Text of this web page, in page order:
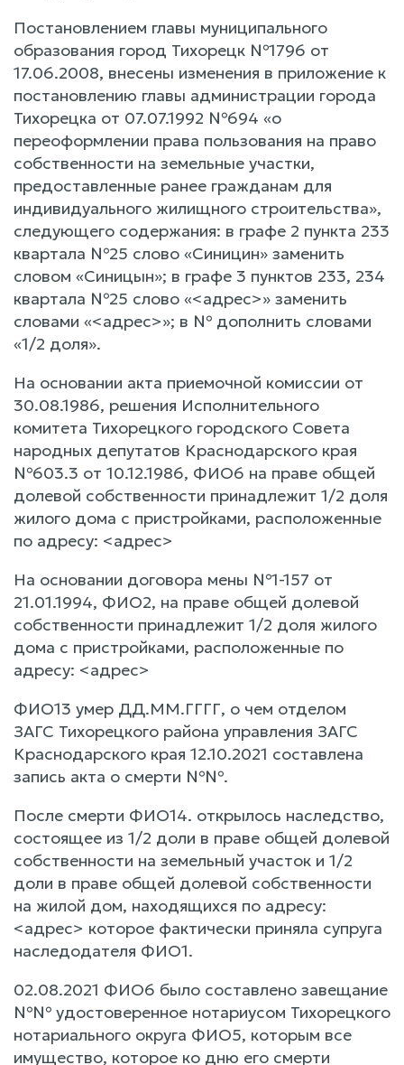
Постановлением главы муниципального
образования город Тихорецк №1796 от
17.06.2008, внесены изменения в приложение к
постановлению главы администрации города
Тихорецка от 07.07.1992 №694 «о
переоформлении права пользования на право
собственности на земельные участки,
предоставленные ранее гражданам для
индивидуального жилищного строительства»,
следующего содержания: в графе 2 пункта 233
квартала №25 слово «Синицин» заменить
словом «Синицын»; в графе 3 пунктов 233, 234
квартала №25 слово «<адрес>» заменить
словами «<адрес>»; в № дополнить словами
«1/2 доля».
На основании акта приемочной комиссии от
30.08.1986, решения Исполнительного
комитета Тихорецкого городского Совета
народных депутатов Краснодарского края
№603.3 от 10.12.1986, ФИО6 на праве общей
долевой собственности принадлежит 1/2 доля
жилого дома с пристройками, расположенные
по адресу: <адрес>
На основании договора мены №1-157 от
21.01.1994, ФИО2, на праве общей долевой
собственности принадлежит 1/2 доля жилого
дома с пристройками, расположенные по
адресу: <адрес>
ФИО13 умер ДД.ММ.ГГГГ, о чем отделом
ЗАГС Тихорецкого района управления ЗАГС
Краснодарского края 12.10.2021 составлена
запись акта о смерти №№.
После смерти ФИО14. открылось наследство,
состоящее из 1/2 доли в праве общей долевой
собственности на земельный участок и 1/2
доли в праве общей долевой собственности
на жилой дом, находящихся по адресу:
<адрес> которое фактически приняла супруга
наследодателя ФИО1.
02.08.2021 ФИО6 было составлено завещание
№№ удостоверенное нотариусом Тихорецкого
нотариального округа ФИО5, которым все
имущество, которое ко дню его смерти